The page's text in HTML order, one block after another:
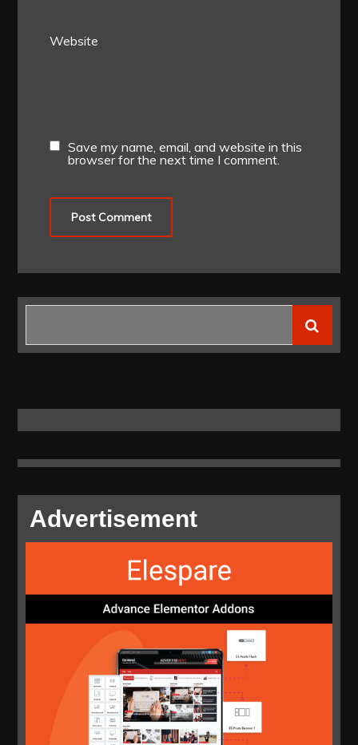
Website
Save my name, email, and website in this
browser for the next time I comment.
Advertisement